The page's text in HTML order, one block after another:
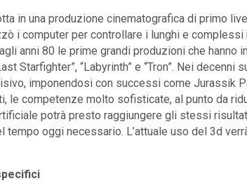
in una produzione cinematografica di primo
i computer per controllare i lunghi e
anni 80 le prime grandi produzioni che hanno
Starfighter”, “Labyrinth” e “Tron”. Nei decenni
imponendosi con successi come Jurassik
le competenze molto sofisticate, al punto da
potrà presto raggiungere gli stessi
oggi necessario. L’attuale uso del 3d